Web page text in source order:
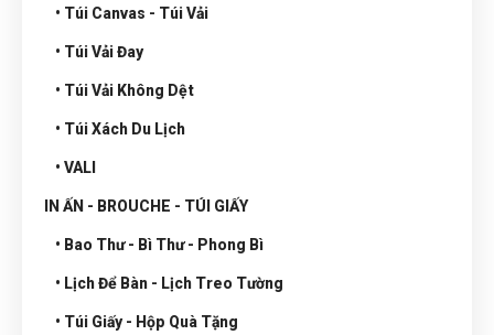
• Túi Canvas - Túi Vải
• Túi Vải Đay
• Túi Vải Không Dệt
• Túi Xách Du Lịch
• VALI
IN ẤN - BROUCHE - TÚI GIẤY
• Bao Thư - Bì Thư - Phong Bì
• Lịch Để Bàn - Lịch Treo Tường
• Túi Giấy - Hộp Quà Tặng